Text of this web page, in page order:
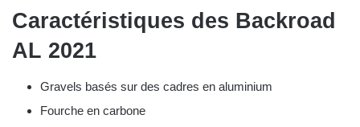
Caractéristiques des Backroad
AL 2021
Gravels basés sur des cadres en aluminium
Fourche en carbone